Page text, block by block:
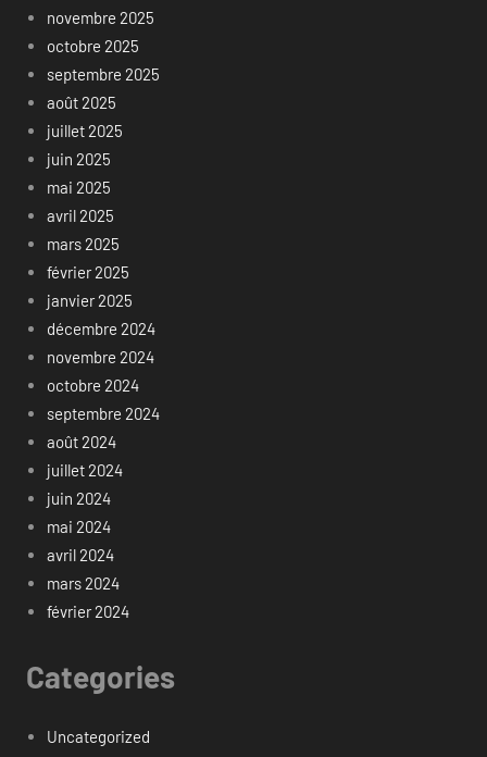
novembre 2025
octobre 2025
septembre 2025
août 2025
juillet 2025
juin 2025
mai 2025
avril 2025
mars 2025
février 2025
janvier 2025
décembre 2024
novembre 2024
octobre 2024
septembre 2024
août 2024
juillet 2024
juin 2024
mai 2024
avril 2024
mars 2024
février 2024
Categories
Uncategorized